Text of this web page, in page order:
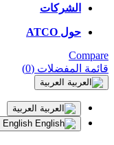
الشركات
حول ATCO
Compare
قائمة المفضلات (0)
العربية
العربية